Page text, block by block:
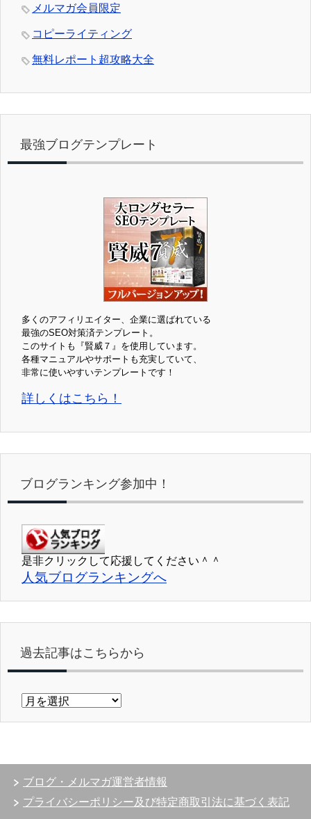
メルマガ会員限定
コピーライティング
無料レポート超攻略大全
最強ブログテンプレート
多くのアフィリエイター、企業に選ばれている
最強のSEO対策済テンプレート。
このサイトも『賢威７』を使用しています。
各種マニュアルやサポートも充実していて、
非常に使いやすいテンプレートです！
詳しくはこちら！
ブログランキング参加中！
是非クリックして応援してください＾＾
人気ブログランキングへ
過去記事はこちらから
過
ち
ら
ブログ・メルマガ運営者情報
プライバシーポリシー及び特定商取引法に基づく表記